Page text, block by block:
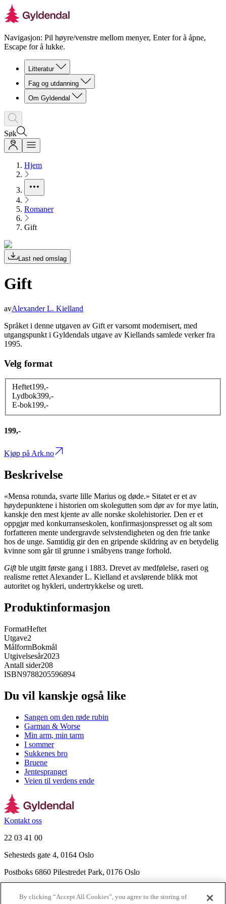
Navigasjon: Pil høyre/venstre mellom menyer, Enter for å åpne,
Escape for å lukke.
Litteratur
Fag og utdanning
Om Gyldendal
Søk
Hjem
Romaner
Gift
Last ned omslag
Gift
avAlexander L. Kielland
Språket i denne utgaven av Gift er varsomt modernisert, med
utgangspunkt i Gyldendals utgave av Kiellands samlede verker fra
1995.
Velg format
Heftet199,-
Lydbok399,-
E-bok199,-
199,-
Kjøp på Ark.no
Beskrivelse
«Mensa rotunda, svarte lille Marius og døde.» Sitatet er et av
høydepunktene i historien om skolegutten som dør av for mye latin,
kanskje den mest kjente av alle norske skolehistorier. Den er et
oppgjør med konkurranseskolen, konfirmasjonspresset og alt som
forfatteren mente undergravde selvstendigheten og den frie tanke
hos de unge. Samtidig gir den en gripende skildring av en betydelig
kvinne som går til grunne i småbyens trange forhold.
Giftble utgitt første gang i 1883. Drevet av medfølelse, raseri og
realisme rettet Alexander L. Kielland et avslørende blikk mot
autoritet og hykleri, undertrykkelse og urett.
Produktinformasjon
FormatHeftet
Utgave2
MålformBokmål
Utgivelsesår2023
Antall sider208
ISBN9788205596894
Du vil kanskje også like
Sangen om den røde rubin
Garman & Worse
Min arm, min tarm
I sommer
Sukkenes bro
Bruene
Jentespranget
Veien til verdens ende
Kontakt oss
22 03 41 00
Sehesteds gate 4, 0164 Oslo
Postboks 6860 Pilestredet Park, 0176 Oslo
By clicking “Accept All Cookies”, you agree to the storing of